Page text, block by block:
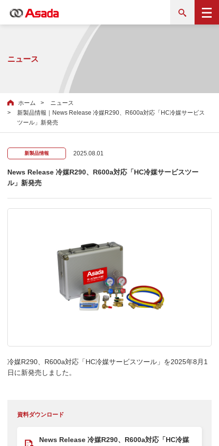
ニュース
ホーム
ニュース
新製品情報｜News Release 冷媒R290、R600a対応「HC冷媒サービス
ツール」新発売
新製品情報 2025.08.01
News Release 冷媒R290、R600a対応「HC冷媒サービスツー
ル」新発売
冷媒R290、R600a対応「HC冷媒サービスツール」を2025年8月1
日に新発売しました。
資料ダウンロード
News Release 冷媒R290、R600a対応「HC冷媒